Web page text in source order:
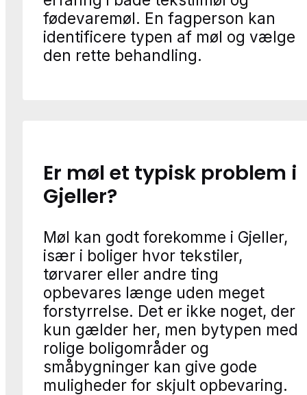
fødevaremøl. En fagperson kan
identificere typen af møl og vælge
den rette behandling.
Er møl et typisk problem i
Gjeller?
Møl kan godt forekomme i Gjeller,
især i boliger hvor tekstiler,
tørvarer eller andre ting
opbevares længe uden meget
forstyrrelse. Det er ikke noget, der
kun gælder her, men bytypen med
rolige boligområder og
småbygninger kan give gode
muligheder for skjult opbevaring.